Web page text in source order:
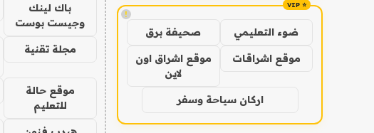
!
ضوء التعليمي صحيفة برق
موقع اشراقات
موقع اشراق اون
لاين
اركان سياحة وسفر
باك لينك
وجيست بوست
مجلة تقنية
موقع حالة
للتعليم